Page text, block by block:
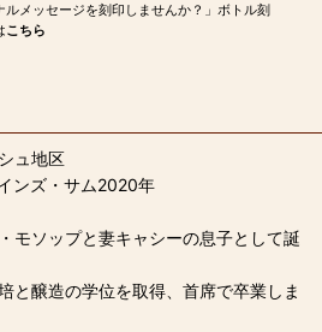
ルメッセージを刻印しませんか？」ボトル刻
こちら
ュ地区
ンズ・サム2020年
モソップと妻キャシーの息子として誕
と醸造の学位を取得、首席で卒業しま